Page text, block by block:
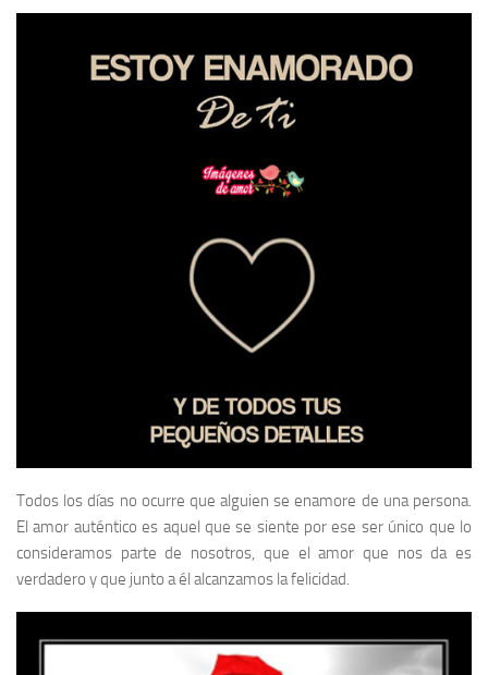
Todos los días no ocurre que alguien se enamore de una persona.
El amor auténtico es aquel que se siente por ese ser único que lo
consideramos parte de nosotros, que el amor que nos da es
verdadero y que junto a él alcanzamos la felicidad.